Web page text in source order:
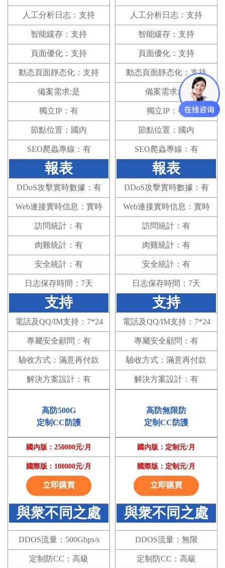
人工分析日志：支持
智能緩存：支持
頁面優化：支持
動态頁面靜态化：支持
備案需求:是
獨立IP：有
節點位置：國内
SEO爬蟲專線：有
報表
DDoS攻擊實時數據：有
Web連接實時信息：實時
訪問統計：有
肉雞統計：有
安全統計：有
日志保存時間：7天
支持
電話及QQ/IM支持：7*24
專屬安全顧問：有
驗收方式：滿意再付款
解決方案設計：有
人工分析日志：支持
智能緩存：支持
頁面優化：支持
動态頁面靜态化：支持
備案需求:是
獨立IP：有
節點位置：國内
SEO爬蟲專線：有
報表
DDoS攻擊實時數據：有
Web連接實時信息：實時
訪問統計：有
肉雞統計：有
安全統計：有
日志保存時間：7天
支持
電話及QQ/IM支持：7*24
專屬安全顧問：有
驗收方式：滿意再付款
解決方案設計：有
高防500G
定制CC防護
國内版：250000元/月
國際版：100000元/月
立即購買
與衆不同之處
DDOS流量：500Gbps/s
定制防CC：高級
高防無限防
定制CC防護
國内版：定制元/月
國際版：定制元/月
立即購買
與衆不同之處
DDOS流量：無限
定制防CC：高級